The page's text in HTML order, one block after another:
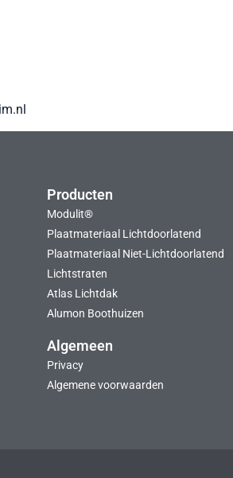
Producten
Modulit®
Plaatmateriaal Lichtdoorlatend
Plaatmateriaal Niet-Lichtdoorlatend
Lichtstraten
Atlas Lichtdak
Alumon Boothuizen
Algemeen
Privacy
Algemene voorwaarden